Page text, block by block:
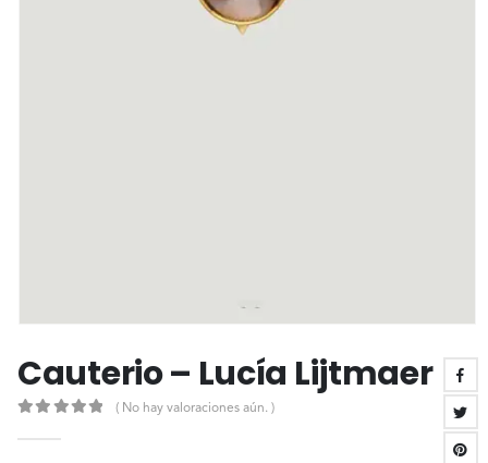
Cauterio – Lucía Lijtmaer
( No hay valoraciones aún. )